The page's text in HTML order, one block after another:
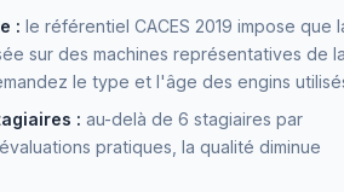
: le référentiel CACES 2019 impose que
sur des machines représentatives de
le type et l'âge des engins
: au-delà de 6 stagiaires par
pratiques, la qualité diminue